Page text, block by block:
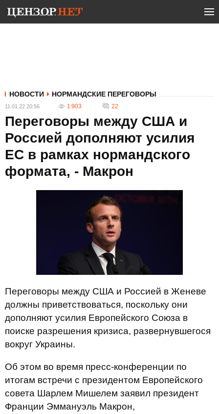
НОВОСТИ НОРМАНДСКИЕ ПЕРЕГОВОРЫ
11.01.22 20:56 1 903 22
Переговоры между США и
Россией дополняют усилия
ЕС в рамках нормандского
формата, - Макрон
Переговоры между США и Россией в Женеве
должны приветствоваться, поскольку они
дополняют усилия Европейского Союза в
поиске разрешения кризиса, развернувшегося
вокруг Украины.
Об этом во время пресс-конференции по
итогам встречи с президентом Европейского
совета Шарлем Мишелем заявил президент
Франции Эммануэль Макрон,